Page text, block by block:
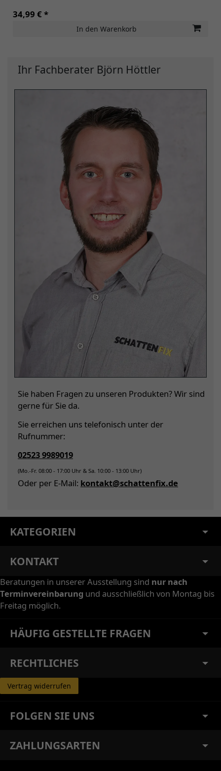
34,99 € *
In den Warenkorb
Ihr Fachberater Björn Höttler
Sie haben Fragen zu unseren Produkten? Wir sind
gerne für Sie da.
Sie erreichen uns telefonisch unter der
Rufnummer:
02523 9989019
(Mo.-Fr. 08:00 - 17:00 Uhr & Sa. 10:00 - 13:00 Uhr)
Oder per E-Mail: kontakt@schattenfix.de
KATEGORIEN
KONTAKT
Beratungen in unserer Ausstellung sind nur nach
Terminvereinbarung und ausschließlich von Montag bis
Freitag möglich.
HÄUFIG GESTELLTE FRAGEN
RECHTLICHES
Vertrag widerrufen
FOLGEN SIE UNS
ZAHLUNGSARTEN